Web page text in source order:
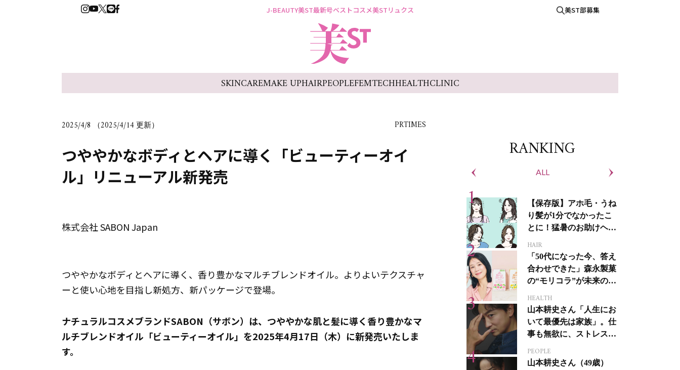
J-BEAUTY美ST最新号ベストコスメ美STリュクス 美ST部募集
SKINCAREMAKE UPHAIRPEOPLEFEMTECHHEALTHCLINIC
2025/4/8 （2025/4/14 更新） PRTIMES
つややかなボディとヘアに導く「ビューティーオイ
ル」リニューアル新発売
株式会社 SABON Japan
つややかなボディとヘアに導く、香り豊かなマルチブレンドオイル。よりよいテクスチャ
ーと使い心地を目指し新処方、新パッケージで登場。
ナチュラルコスメブランドSABON（サボン）は、つややかな肌と髪に導く香り豊かなマ
ルチブレンドオイル「ビューティーオイル」を2025年4月17日（木）に新発売いたしま
す。
RANKING
ALL
【保存版】アホ毛・うね
り髪が1分でなかったこ
とに！猛暑のお助けヘア
HAIR
「50代になった今、答え
合わせできた」森永製菓
の“モリコラ”が未来のキ
HEALTH
山本耕史さん「人生にお
いて最優先は家族」。仕
事も無欲に、ストレスを
PEOPLE
山本耕史さん（49歳）